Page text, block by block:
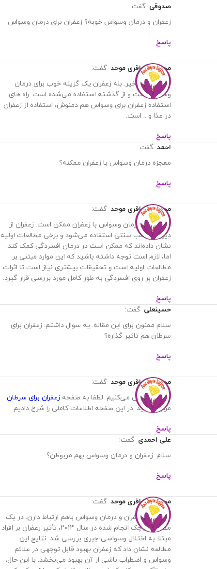
صدوقی گفت:
زعفران و درمان وسواس خوبه؟ زعفران برای درمان وسواس
پاسخ
محمدرضا باقری موحد گفت:
سلام وقت بخیر. بله زعفران یک گزینه خوب برای درمان
وسواس است و از گذشته استفاده می‌شده است. راه های
استفاده زعفران برای وسواس هم دمنوش، استفاده از زعفران
در غذا و .. است.
پاسخ
احمد گفت:
معجزه درمان وسواس با زعفران ممکنه؟
پاسخ
محمدرضا باقری موحد گفت:
بله معجزه درمان وسواس با زعفران ممکن است. زعفران از
دیرباز در طب سنتی استفاده می‌شود و برخی مطالعات اولیه
نشان داده‌اند که ممکن است در درمان افسردگی کمک کند.
اما، لازم است توجه داشته باشید که این موارد مبتنی بر
مطالعات اولیه است و تحقیقات بیشتری نیاز است تا اثرات
زعفران بر روی افسردگی به طور کامل مورد بررسی قرار گیرد.
پاسخ
حسینعلی گفت:
سلام ممنون برای این مقاله. یه سوال داشتم. زعفران برای
سرطان هم تاثیر گذاره؟
پاسخ
محمدرضا باقری موحد گفت:
سلام خواهش می‌کنیم. لطفا به صفحه زعفران برای سرطان
مراجعه کنید. در این صفحه اطلاعات کاملی را شرح دادیم.
پاسخ
علی احمدی گفت:
سلام .زعفران و درمان وسواس بهم مربوطن؟
پاسخ
محمدرضا باقری موحد گفت:
سلام بله. زعفران و درمان وسواس باهم ارتباط دارن. در یک
مطالعه کوچک انجام شده در سال ۲۰۱۳، تأثیر زعفران بر افراد
مبتلا به اختلال وسواسی-جبری بررسی شد. نتایج این
مطالعه نشان داد که زعفران بهبود قابل توجهی در علائم
وسواس و اضطراب ناشی از آن بهبود می‌بخشد. با این حال،